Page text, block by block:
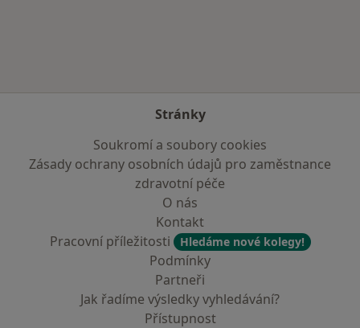
Stránky
Soukromí a soubory cookies
Zásady ochrany osobních údajů pro zaměstnance
zdravotní péče
O nás
Kontakt
Pracovní příležitosti
Hledáme nové kolegy!
Podmínky
Partneři
Jak řadíme výsledky vyhledávání?
Přístupnost